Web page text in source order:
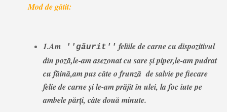
Mod de gătit:
1.Am''găurit'' feliile de carne cu dispozitivul
din poză,le-am asezonat cu sare și piper,le-am pudrat
cu făină,am pus câte o frunză de salvie pe fiecare
felie de carne și le-am prăjit în ulei, la foc iute pe
ambele părți, câte două minute.